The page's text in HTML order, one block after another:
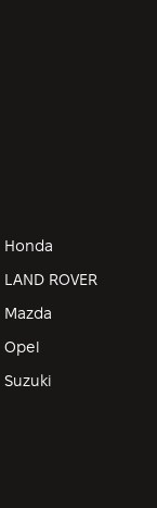
Honda
LAND ROVER
Mazda
Opel
Suzuki